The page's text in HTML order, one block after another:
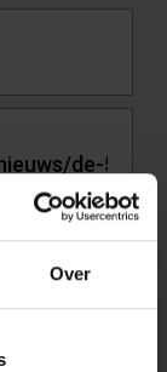
Over
the error.